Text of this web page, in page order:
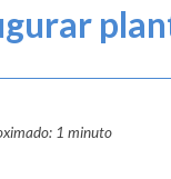
1 minuto